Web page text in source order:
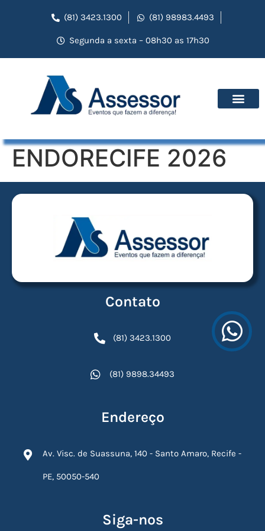
(81) 3423.1300 (81) 98983.4493
Segunda a sexta – 08h30 as 17h30
ENDORECIFE 2026
Contato
(81) 3423.1300
(81) 9898.34493
Endereço
Av. Visc. de Suassuna, 140 - Santo Amaro, Recife -
PE, 50050-540
Siga-nos